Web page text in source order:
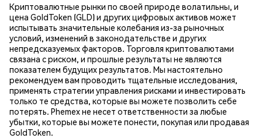
Криптовалютные рынки по своей природе волатильны, и
цена GoldToken (GLD) и других цифровых активов может
испытывать значительные колебания из-за рыночных
условий, изменений в законодательстве и других
непредсказуемых факторов. Торговля криптовалютами
связана с риском, и прошлые результаты не являются
показателем будущих результатов. Мы настоятельно
рекомендуем вам проводить тщательные исследования,
применять стратегии управления рисками и инвестировать
только те средства, которые вы можете позволить себе
потерять. Phemex не несет ответственности за любые
убытки, которые вы можете понести, покупая или продавая
GoldToken.